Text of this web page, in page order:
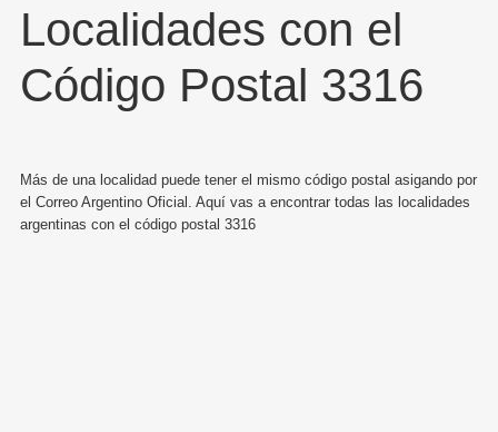
Localidades con el
Código Postal 3316
Más de una localidad puede tener el mismo código postal asigando por
el Correo Argentino Oficial. Aquí vas a encontrar todas las localidades
argentinas con el código postal 3316